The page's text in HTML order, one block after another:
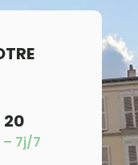
20
7j/7